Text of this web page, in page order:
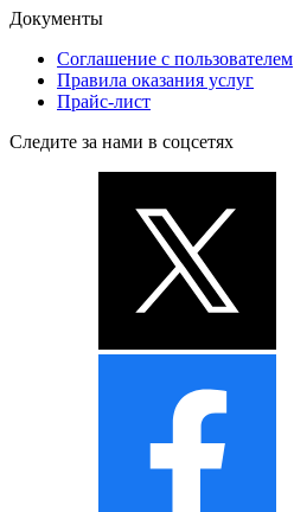
Документы
Соглашение с пользователем
Правила оказания услуг
Прайс-лист
Следите за нами в соцсетях